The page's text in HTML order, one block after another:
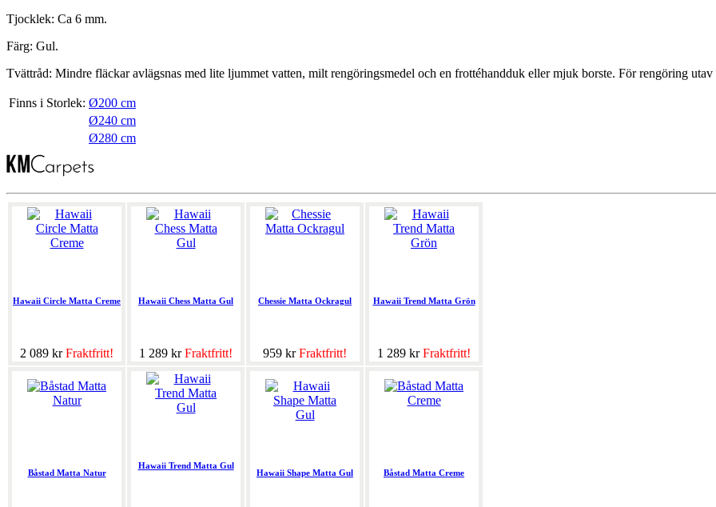
Tjocklek: Ca 6 mm.
Färg: Gul.
Tvättråd: Mindre fläckar avlägsnas med lite ljummet vatten, milt rengöringsmedel och en frottéhandduk eller mjuk borste. För rengöring utav
Finns i Storlek: Ø200 cm
Ø240 cm
Ø280 cm
Hawaii Circle Matta Creme
2 089 krFraktfritt!
Hawaii Chess Matta Gul
1 289 krFraktfritt!
Chessie Matta Ockragul
959 krFraktfritt!
Hawaii Trend Matta Grön
1 289 krFraktfritt!
Båstad Matta Natur
Hawaii Trend Matta Gul
Hawaii Shape Matta Gul Båstad Matta Creme